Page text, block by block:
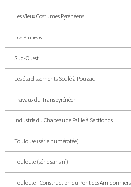
Les Vieux Costumes Pyrénéens
Los Pirineos
Sud-Ouest
Les établissements Soulé à Pouzac
Travaux du Transpyrénéen
Industrie du Chapeau de Paille à Septfonds
Toulouse (série numérotée)
Toulouse (série sans n°)
Toulouse - Construction du Pont des Amidonniers